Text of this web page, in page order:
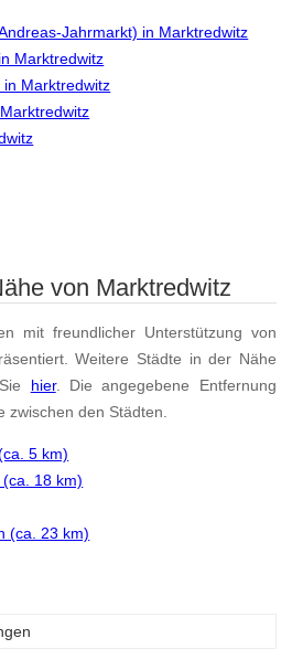
Jahrmarkt) in Marktredwitz
Marktredwitz
Marktredwitz
von Marktredwitz
mit freundlicher Unterstützung von
Weitere Städte in der Nähe
hier. Die angegebene Entfernung
zwischen den Städten.
5 km)
18 km)
(ca. 23 km)